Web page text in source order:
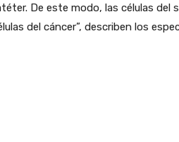
De este modo, las células del
del cáncer”, describen los